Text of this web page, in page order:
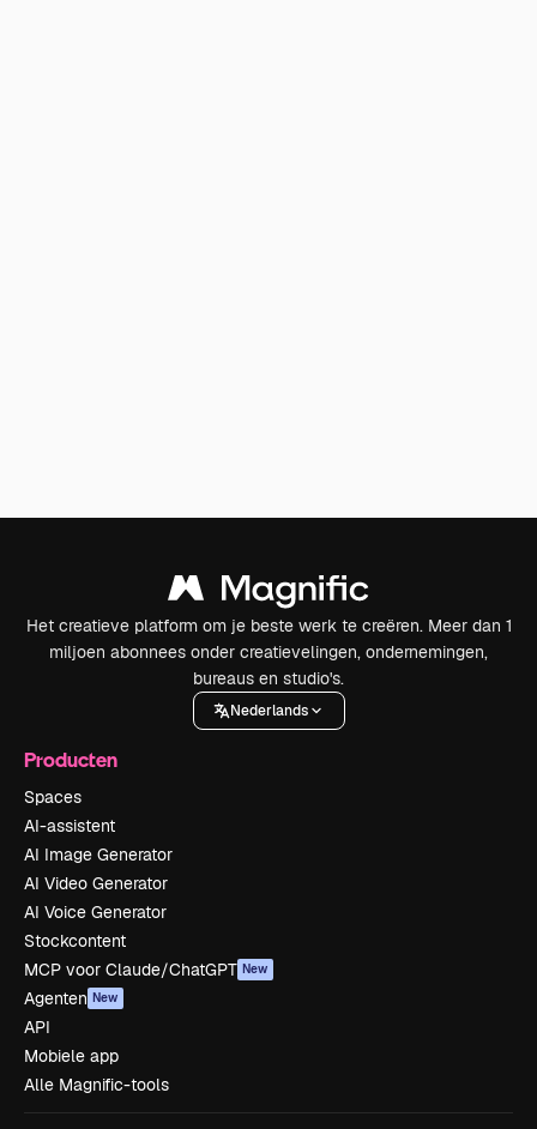
Het creatieve platform om je beste werk te creëren. Meer dan 1
miljoen abonnees onder creatievelingen, ondernemingen,
bureaus en studio's.
Nederlands
Producten
Spaces
AI-assistent
AI Image Generator
AI Video Generator
AI Voice Generator
Stockcontent
MCP voor Claude/ChatGPT New
Agenten New
API
Mobiele app
Alle Magnific-tools